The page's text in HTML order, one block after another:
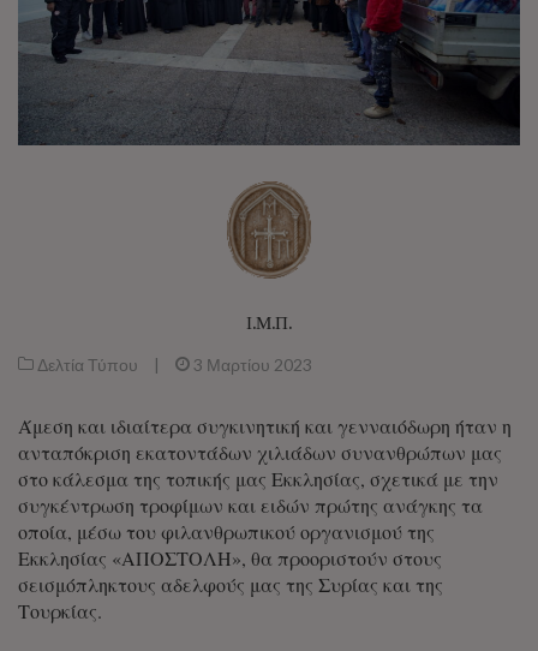
Ι.Μ.Π.
Δελτία Τύπου | 3 Μαρτίου 2023
Άμεση και ιδιαίτερα συγκινητική και γενναιόδωρη ήταν η
ανταπόκριση εκατοντάδων χιλιάδων συνανθρώπων μας
στο κάλεσμα της τοπικής μας Εκκλησίας, σχετικά με την
συγκέντρωση τροφίμων και ειδών πρώτης ανάγκης τα
οποία, μέσω του φιλανθρωπικού οργανισμού της
Εκκλησίας «ΑΠΟΣΤΟΛΗ», θα προοριστούν στους
σεισμόπληκτους αδελφούς μας της Συρίας και της
Τουρκίας.